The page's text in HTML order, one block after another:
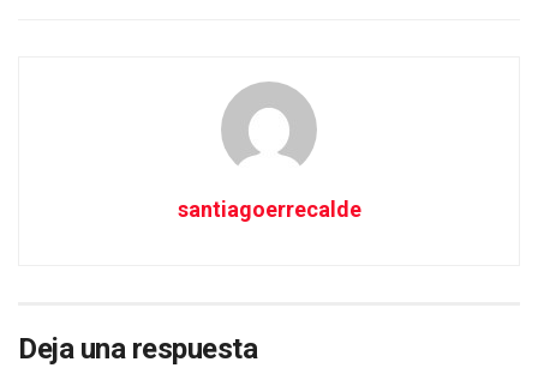
santiagoerrecalde
Deja una respuesta